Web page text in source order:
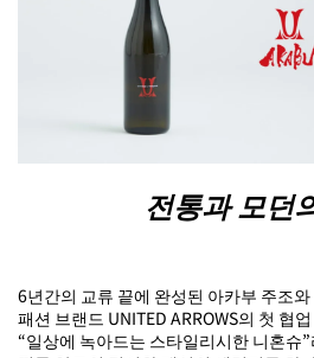
전통과 모던
6년간의 교류 끝에 완성된 아카부 주조와
패션 브랜드 UNITED ARROWS의 첫 협
“일상에 녹아드는 스타일리시한 니혼슈